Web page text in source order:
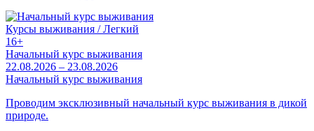
Курсы выживания / Легкий
16+
Начальный курс выживания
22.08.2026 – 23.08.2026
Начальный курс выживания
Проводим эксклюзивный начальный курс выживания в дикой
природе.